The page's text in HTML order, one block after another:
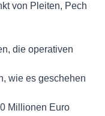
von Pleiten, Pech
die operativen
wie es geschehen
Millionen Euro